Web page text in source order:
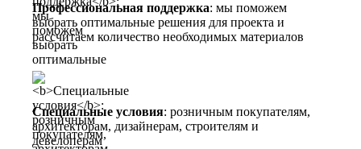
Профессиональная поддержка: мы поможем
выбрать оптимальные решения для проекта и
рассчитаем количество необходимых материалов
Специальные условия: розничным покупателям,
архитекторам, дизайнерам, строителям и
девелоперам